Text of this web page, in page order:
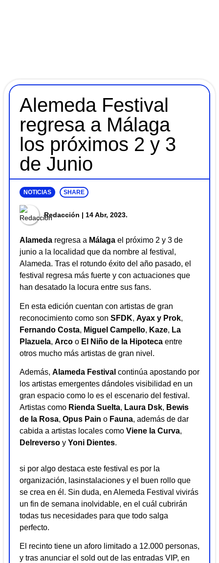
Alemeda Festival
regresa a Málaga
los próximos 2 y 3
de Junio
NOTICIAS SHARE
Redacción | 14 Abr, 2023.
Alameda regresa a Málaga el próximo 2 y 3 de
junio a la localidad que da nombre al festival,
Alameda. Tras el rotundo éxito del año pasado, el
festival regresa más fuerte y con actuaciones que
han desatado la locura entre sus fans.
En esta edición cuentan con artistas de gran
reconocimiento como son SFDK, Ayax y Prok,
Fernando Costa, Miguel Campello, Kaze, La
Plazuela, Arco o El Niño de la Hipoteca entre
otros mucho más artistas de gran nivel.
Además, Alameda Festival continúa apostando por
los artistas emergentes dándoles visibilidad en un
gran espacio como lo es el escenario del festival.
Artistas como Rienda Suelta, Laura Dsk, Bewis
de la Rosa, Opus Pain o Fauna, además de dar
cabida a artistas locales como Viene la Curva,
Delreverso y Yoni Dientes.
si por algo destaca este festival es por la
organización, lasinstalaciones y el buen rollo que
se crea en él. Sin duda, en Alemeda Festival vivirás
un fin de semana inolvidable, en el cuál cubrirán
todas tus necesidades para que todo salga
perfecto.
El recinto tiene un aforo limitado a 12.000 personas,
y tras anunciar el sold out de las entradas VIP, en